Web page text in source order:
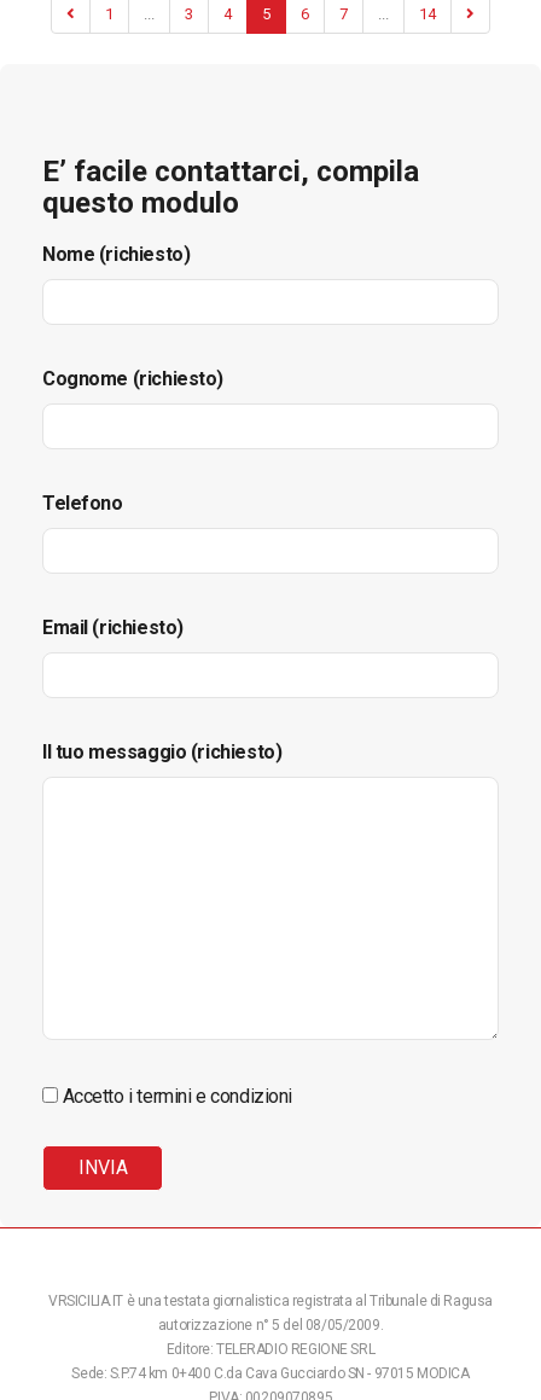
1 3 4 5 6 7 14
E’ facile contattarci, compila
questo modulo
Nome (richiesto)
Cognome (richiesto)
Telefono
Email (richiesto)
Il tuo messaggio (richiesto)
Accetto i termini e condizioni
VRSICILIA.IT è una testata giornalistica registrata al Tribunale di Ragusa
autorizzazione n° 5 del 08/05/2009.
Editore: TELERADIO REGIONE SRL
Sede: S.P.74 km 0+400 C.da Cava Gucciardo SN - 97015 MODICA